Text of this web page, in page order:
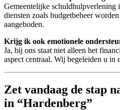
Gemeentelijke schuldhulpverlening
diensten zoals budgetbeheer
aangeboden.
Krijg ik ook emotionele
Ja, bij ons staat niet alleen het
aspect centraal. Wij begeleiden u in
Zet vandaag de stap
in “Hardenberg”